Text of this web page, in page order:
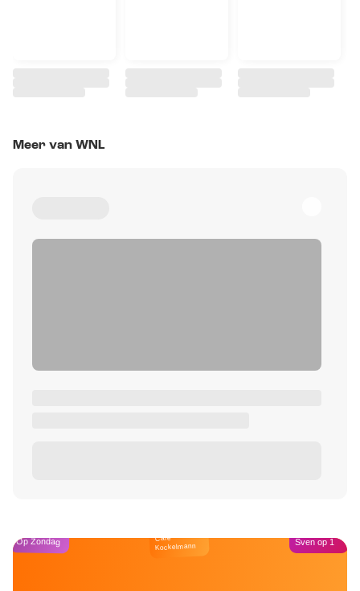
Meer van WNL
Op Zondag Café
Kockelmann Sven op 1